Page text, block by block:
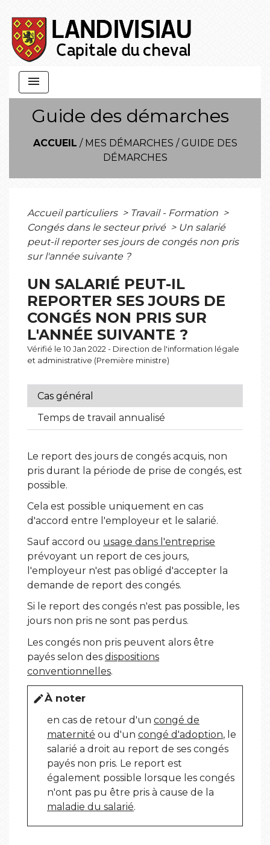
menu
Guide des démarches
ACCUEIL / MES DÉMARCHES / GUIDE DES
DÉMARCHES
Accueil particuliers > Travail - Formation >
Congés dans le secteur privé > Un salarié
peut-il reporter ses jours de congés non pris
sur l'année suivante ?
UN SALARIÉ PEUT-IL
REPORTER SES JOURS DE
CONGÉS NON PRIS SUR
L'ANNÉE SUIVANTE ?
Vérifié le 10 Jan 2022 - Direction de l'information légale
et administrative (Première ministre)
Cas général
Temps de travail annualisé
Le report des jours de congés acquis, non
pris durant la période de prise de congés, est
possible.
Cela est possible uniquement en cas
d'accord entre l'employeur et le salarié.
Sauf accord ou usage dans l'entreprise
prévoyant un report de ces jours,
l'employeur n'est pas obligé d'accepter la
demande de report des congés.
Si le report des congés n'est pas possible, les
jours non pris ne sont pas perdus.
Les congés non pris peuvent alors être
payés selon des dispositions
conventionnelles.
editÀ noter
en cas de retour d'un congé de
maternité ou d'un congé d'adoption, le
salarié a droit au report de ses congés
payés non pris. Le report est
également possible lorsque les congés
n'ont pas pu être pris à cause de la
maladie du salarié.